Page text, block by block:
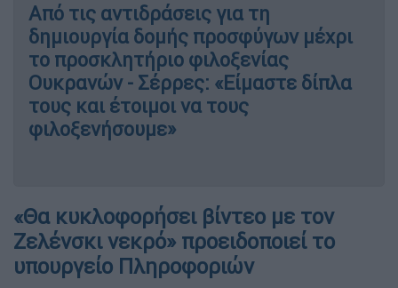
Από τις αντιδράσεις για τη
δημιουργία δομής προσφύγων μέχρι
το προσκλητήριο φιλοξενίας
Ουκρανών - Σέρρες: «Είμαστε δίπλα
τους και έτοιμοι να τους
φιλοξενήσουμε»
«Θα κυκλοφορήσει βίντεο με τον
Ζελένσκι νεκρό» προειδοποιεί το
υπουργείο Πληροφοριών